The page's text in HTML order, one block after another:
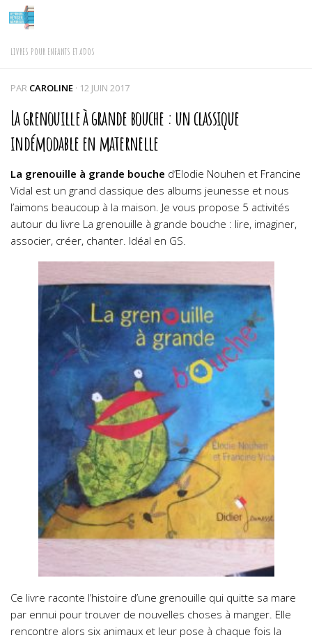
Skip to content
LIVRES POUR ENFANTS ET ADOS
PAR CAROLINE · 12 JUIN 2017
La grenouille à grande bouche : un classique
indémodable en maternelle
La grenouille à grande bouche d’Elodie Nouhen et Francine
Vidal est un grand classique des albums jeunesse et nous
l’aimons beaucoup à la maison. Je vous propose 5 activités
autour du livre La grenouille à grande bouche : lire, imaginer,
associer, créer, chanter. Idéal en GS.
Ce livre raconte l’histoire d’une grenouille qui quitte sa mare
par ennui pour trouver de nouvelles choses à manger. Elle
rencontre alors six animaux et leur pose à chaque fois la